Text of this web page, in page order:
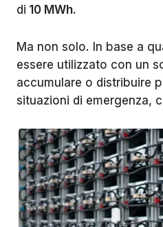
di 10 MWh.
Ma non solo. In base a
essere utilizzato con un
accumulare o distribuire
situazioni di emergenza,